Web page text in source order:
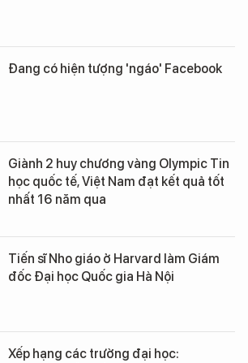
Đang có hiện tượng 'ngáo' Facebook
Giành 2 huy chương vàng Olympic Tin
học quốc tế, Việt Nam đạt kết quả tốt
nhất 16 năm qua
Tiến sĩ Nho giáo ở Harvard làm Giám
đốc Đại học Quốc gia Hà Nội
Xếp hạng các trường đại học: